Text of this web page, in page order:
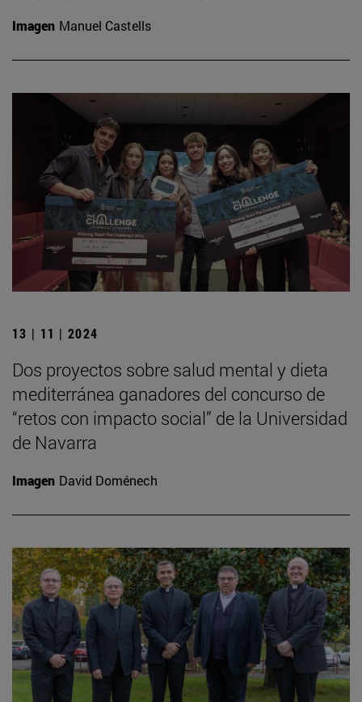
Imagen Manuel Castells
13 | 11 | 2024
Dos proyectos sobre salud mental y dieta
mediterránea ganadores del concurso de
“retos con impacto social” de la Universidad
de Navarra
Imagen David Doménech